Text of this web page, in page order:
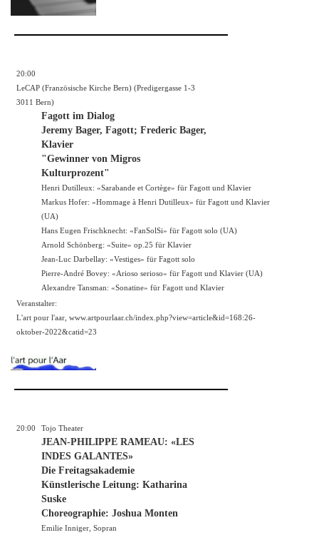
20:00
LeCAP (Französische Kirche Bern) (Predigergasse 1-3
3011 Bern)
Fagott im Dialog
Jeremy Bager, Fagott; Frederic Bager,
Klavier
"Gewinner von Migros
Kulturprozent"
Henri Dutilleux: «Sarabande et Cortège» für Fagott und Klavier
Markus Hofer: «Hommage à Henri Dutilleux» für Fagott und Klavier
(UA)
Hans Eugen Frischknecht: «FanSolSi» für Fagott solo (UA)
Arnold Schönberg: «Suite» op.25 für Klavier
Jean-Luc Darbellay: «Vestiges» für Fagott solo
Pierre-André Bovey: «Arioso serioso» für Fagott und Klavier (UA)
Alexandre Tansman: «Sonatine» für Fagott und Klavier
Veranstalter:
L'art pour l'aar, www.artpourlaar.ch/index.php?view=article&id=168:26-
oktober-2022&catid=23
20:00 Tojo Theater
JEAN-PHILIPPE RAMEAU: «LES
INDES GALANTES»
Die Freitagsakademie
Künstlerische Leitung: Katharina
Suske
Choreographie: Joshua Monten
Emilie Inniger, Sopran